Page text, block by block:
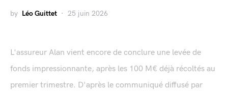
by Léo Guittet 25 juin 2026
L'assureur Alan vient encore de conclure une levée de
fonds impressionnante, après les 100 M€ déjà récoltés au
premier trimestre. D'après le communiqué diffusé par